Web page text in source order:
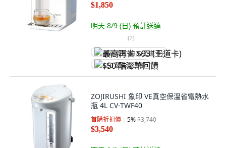
$1,850
明天 8/9 (日) 預計送達
(7)
最高再省 $93 (王道卡)
$50 酷澎幣回饋
ZOJIRUSHI 象印 VE真空保溫省電熱水
瓶 4L CV-TWF40
首購折扣價 5%$3,740
$3,540